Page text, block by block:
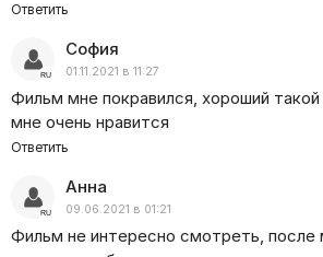
Ответить
София
01.11.2021 в 11:27
Фильм мне покравился, хороший
мне очень нравится
Ответить
Анна
09.06.2021 в 01:21
Фильм не интересно смотреть, после